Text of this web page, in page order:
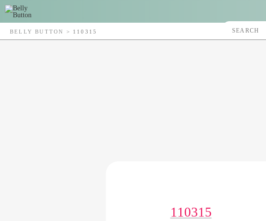
BELLY BUTTON > 110315
110315